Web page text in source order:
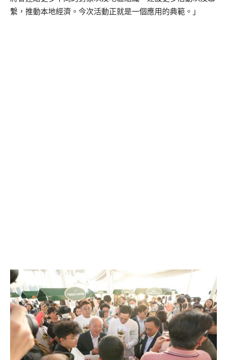
繫，推動本地經濟。今次活動正就是一個應用的典範。」